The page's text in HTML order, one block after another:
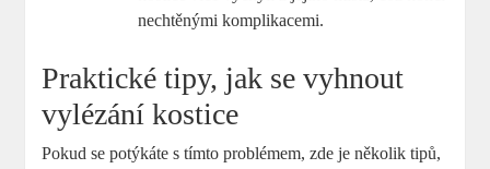
nechtěnými komplikacemi.
Praktické tipy, jak se vyhnout
vylézání kostice
Pokud se potýkáte s tímto problémem, zde je několik tipů,